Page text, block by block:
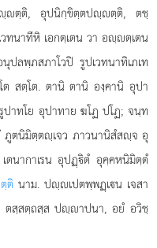
ตฺติ, อุปนิกฺขิตฺตปฺตฺติ, ตชฺ
ทนาทีหิ เอกตฺเตน วา อฺตฺเตน
ลพฺภสภาโวปิ รูปเวทนาทิเภเท
สตฺโต. ตานิ ตานิ องฺคานิ อุปา
ปาทโย อุปาทาย ฆโฏ ปโฏ; จนฺท
ภูตนิมิตฺตฺเจว ภาวนานิสํสฺจ อุ
นากาเรน อุปฏฺิตํ อุคฺคหนิมิตฺตํ
ติ นาม. ปฺเปตพฺพฏฺเน เจสา
สฺสตฺถสฺส ปฺาปนา, อยํ อวิชฺ